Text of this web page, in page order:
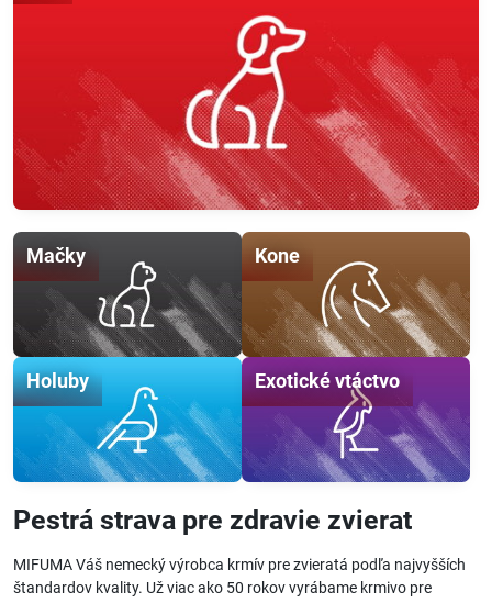
Mačky Kone
Holuby Exotické vtáctvo
Pestrá strava pre zdravie zvierat
MIFUMA Váš nemecký výrobca krmív pre zvieratá podľa najvyšších
štandardov kvality. Už viac ako 50 rokov vyrábame krmivo pre